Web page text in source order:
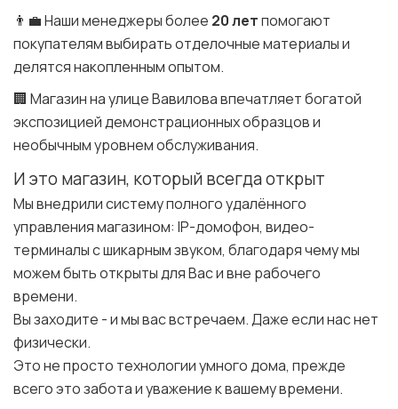
👨‍💼 Наши менеджеры более 20 летпомогают
покупателям выбирать отделочные материалы и
делятся накопленным опытом.
🏢 Магазин на улице Вавилова впечатляет богатой
экспозицией демонстрационных образцов и
необычным уровнем обслуживания.
И это магазин, который всегда открыт
Мы внедрили систему полного удалённого
управления магазином: IP-домофон, видео-
терминалы с шикарным звуком, благодаря чему мы
можем быть открыты для Вас и вне рабочего
времени.
Вы заходите - и мы вас встречаем. Даже если нас нет
физически.
Это не просто технологии умного дома, прежде
всего это забота и уважение к вашему времени.